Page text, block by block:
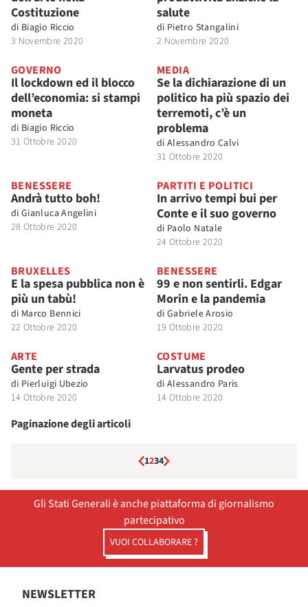
Costituzione
di Biagio Riccio
3 Novembre 2020
salute
di Pietro Stangalini
2 Novembre 2020
GOVERNO
Il lockdown ed il blocco
dell’economia: si stampi
moneta
di Biagio Riccio
31 Ottobre 2020
MEDIA
Se la dichiarazione di un
politico ha più spazio dei
terremoti, c’è un
problema
di Alessandro Calvi
31 Ottobre 2020
BENESSERE
Andrà tutto boh!
di Gianluca Angelini
28 Ottobre 2020
PARTITI E POLITICI
In arrivo tempi bui per
Conte e il suo governo
di Paolo Natale
24 Ottobre 2020
BRUXELLES
E la spesa pubblica non è
più un tabù!
di Marco Bennici
22 Ottobre 2020
BENESSERE
99 e non sentirli. Edgar
Morin e la pandemia
di Gabriele Arosio
19 Ottobre 2020
ARTE
Gente per strada
di Pierluigi Ubezio
14 Ottobre 2020
COSTUME
Larvatus prodeo
di Alessandro Paris
14 Ottobre 2020
Paginazione degli articoli
1234
Gli Stati Generali è anche piattaforma di giornalismo
partecipativo
VUOI COLLABORARE ?
NEWSLETTER